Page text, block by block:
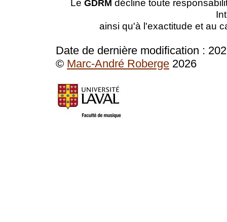
Le GDRM décline toute
ainsi qu'à l'exactitude et au
Date de dernière modification :
© Marc-André Roberge 2026